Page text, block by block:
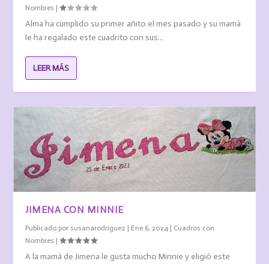
Nombres |
Alma ha cumplido su primer añito el mes pasado y su mamá
le ha regalado este cuadrito con sus...
LEER MÁS
JIMENA CON MINNIE
Publicado por susanarodriguez | Ene 6, 2024 | Cuadros con
Nombres |
A la mamá de Jimena le gusta mucho Minnie y eligió este